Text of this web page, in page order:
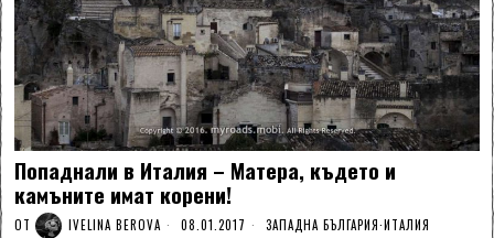
Попаднали в Италия – Матера, където и
камъните имат корени!
ОТ IVELINA BEROVA 08.01.2017 ЗАПАДНА БЪЛГАРИЯ·ИТАЛИЯ